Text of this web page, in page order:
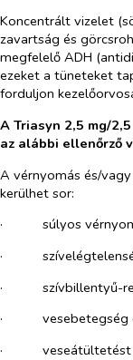
Koncentrált vizelet
zavartság és
megfelelő ADH
ezeket a tüneteket
forduljon
A Triasyn 2,5 mg/
az alábbi ellenőrző
A vérnyomás és/
kerülhet sor:
·​
súlyos
·​
·​
szívbillentyű-
·​
vesebetegség
·​
veseátültetést